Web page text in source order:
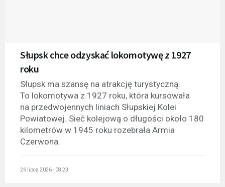
Słupsk chce odzyskać lokomotywę z 1927
roku
Słupsk ma szansę na atrakcję turystyczną.
To lokomotywa z 1927 roku, która kursowała
na przedwojennych liniach Słupskiej Kolei
Powiatowej. Sieć kolejową o długości około 180
kilometrów w 1945 roku rozebrała Armia
Czerwona.
26 lipca 2026 - 08:23